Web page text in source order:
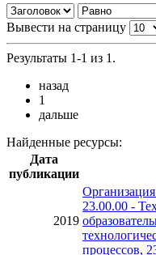
Вывести на страницу
Результаты 1-1 из 1.
назад
1
дальше
Найденные ресурсы:
Дата
публикации
2019
23.00.00 -
процессов,